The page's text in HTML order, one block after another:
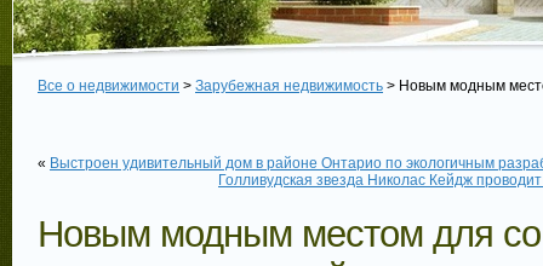
Все о недвижимости > Зарубежная недвижимость > Новым модным
« Выстроен удивительный дом в районе Онтарио по экологичным
Голливудская звезда Николас Кейдж
Новым модным местом для